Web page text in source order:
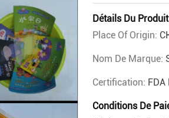
Détails Du Produit
Place Of Origin:
Nom De Marque:
Certification: FDA
Conditions De